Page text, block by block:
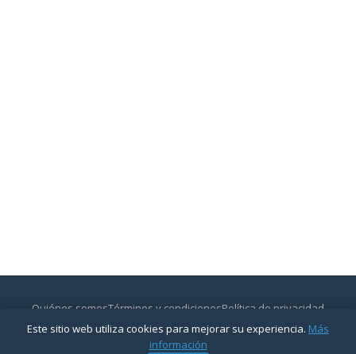
Este sitio web utiliza cookies para mejorar su experiencia. Más
información
Quiénes somosTérminos y condicionesPolítica de privacidad
Contactar
CajasyBancos.com— Todos los derechos reservados.